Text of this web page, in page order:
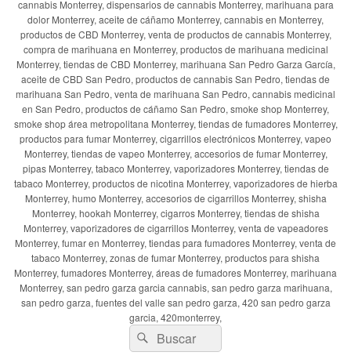
cannabis Monterrey, dispensarios de cannabis Monterrey, marihuana para
dolor Monterrey, aceite de cáñamo Monterrey, cannabis en Monterrey,
productos de CBD Monterrey, venta de productos de cannabis Monterrey,
compra de marihuana en Monterrey, productos de marihuana medicinal
Monterrey, tiendas de CBD Monterrey, marihuana San Pedro Garza García,
aceite de CBD San Pedro, productos de cannabis San Pedro, tiendas de
marihuana San Pedro, venta de marihuana San Pedro, cannabis medicinal
en San Pedro, productos de cáñamo San Pedro, smoke shop Monterrey,
smoke shop área metropolitana Monterrey, tiendas de fumadores Monterrey,
productos para fumar Monterrey, cigarrillos electrónicos Monterrey, vapeo
Monterrey, tiendas de vapeo Monterrey, accesorios de fumar Monterrey,
pipas Monterrey, tabaco Monterrey, vaporizadores Monterrey, tiendas de
tabaco Monterrey, productos de nicotina Monterrey, vaporizadores de hierba
Monterrey, humo Monterrey, accesorios de cigarrillos Monterrey, shisha
Monterrey, hookah Monterrey, cigarros Monterrey, tiendas de shisha
Monterrey, vaporizadores de cigarrillos Monterrey, venta de vapeadores
Monterrey, fumar en Monterrey, tiendas para fumadores Monterrey, venta de
tabaco Monterrey, zonas de fumar Monterrey, productos para shisha
Monterrey, fumadores Monterrey, áreas de fumadores Monterrey, marihuana
Monterrey, san pedro garza garcia cannabis, san pedro garza marihuana,
san pedro garza, fuentes del valle san pedro garza, 420 san pedro garza
garcia, 420monterrey,
Buscar
por:
Buscar